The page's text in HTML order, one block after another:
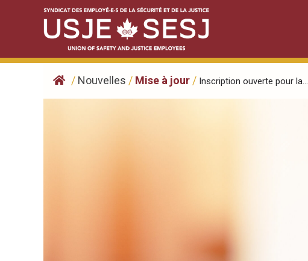
/ Nouvelles / Mise à jour / Inscription ouverte pour la...